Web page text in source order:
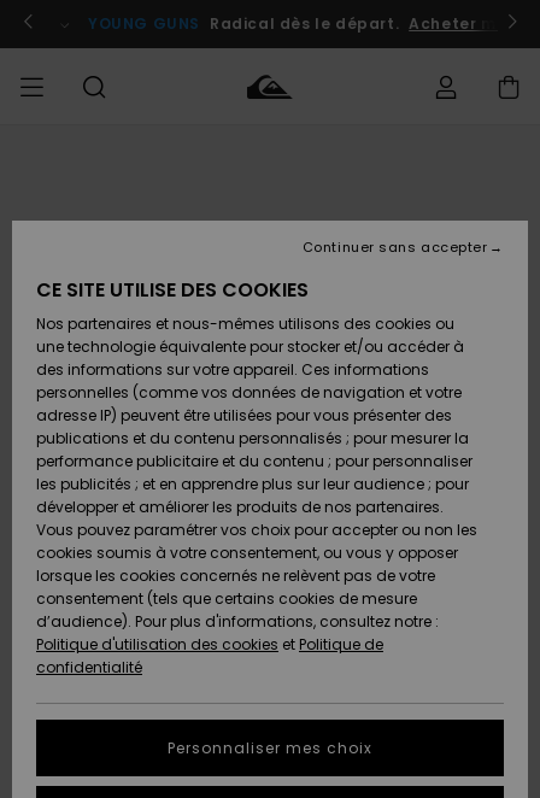
l'information
le
Se connecter / s'inscrire
YOUNG GUNS Radical dès le départ. Acheter
Chaussures
& Tongs
Surf
Snow
Nouveautés
A
Découvrir
Chaussures
& Tongs
Surf
Snow
Nouveautés
A
Découvrir
FEMME
A
Découvrir
Snow
SURF
Surf
Shop
Enfant
Highlights
Communauté
SNOW
Snow
Shop
Enfant
Snow
Shop
Femme
A
Découvrir
Communauté
OUTLET
Enfant
Outlet
Femme
AIDE &
CONTACT
Retours
Paiement
Carte
Cadeau
Quiksilver
Freedom
Protection
des
tailles
MAGASINS
QUIKSILVER
CE SITE UTILISE DES COOKIES
Nos partenaires et nous-mêmes utilisons des cookies ou
une technologie équivalente pour stocker et/ou accéder à
des informations sur votre appareil. Ces informations
personnelles (comme vos données de navigation et votre
adresse IP) peuvent être utilisées pour vous présenter des
publications et du contenu personnalisés ; pour mesurer la
performance publicitaire et du contenu ; pour personnaliser
les publicités ; et en apprendre plus sur leur audience ; pour
développer et améliorer les produits de nos partenaires.
Vous pouvez paramétrer vos choix pour accepter ou non les
cookies soumis à votre consentement, ou vous y opposer
lorsque les cookies concernés ne relèvent pas de votre
consentement (tels que certains cookies de mesure
d’audience). Pour plus d'informations, consultez notre :
Politique d'utilisation des cookies et Politique de
confidentialité
Personnaliser mes choix
Continuer sans accepter